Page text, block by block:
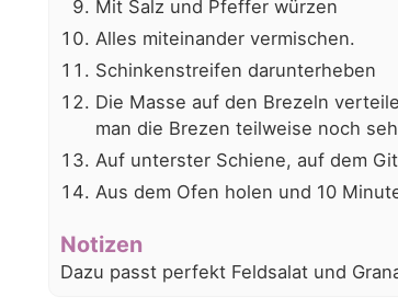
Mit Salz und Pfeffer würzen
Alles miteinander vermischen.
Schinkenstreifen darunterheben
Die Masse auf den Brezeln
man die Brezen teilweise noch
Auf unterster Schiene, auf dem
Aus dem Ofen holen und 10
Notizen
Dazu passt perfekt Feldsalat und